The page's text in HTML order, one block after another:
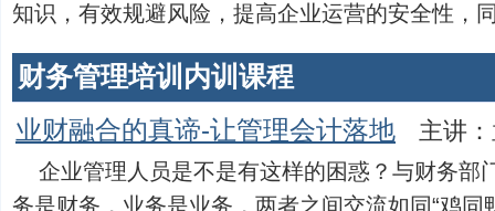
知识，有效规避风险，提高企业运营的安全性，
财务管理培训内训课程
业财融合的真谛-让管理会计落地 主讲
企业管理人员是不是有这样的困惑？与财务部
务是财务，业务是业务，两者之间交流如同“鸡同